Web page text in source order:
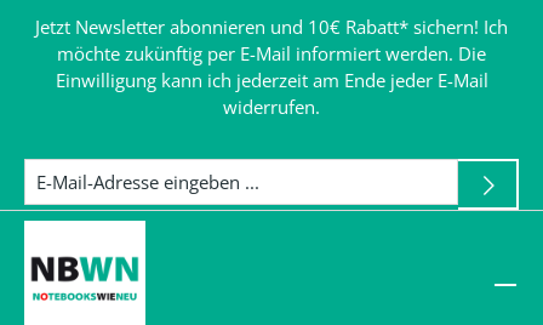
Jetzt Newsletter abonnieren und 10€ Rabatt* sichern! Ich
möchte zukünftig per E-Mail informiert werden. Die
Einwilligung kann ich jederzeit am Ende jeder E-Mail
widerrufen.